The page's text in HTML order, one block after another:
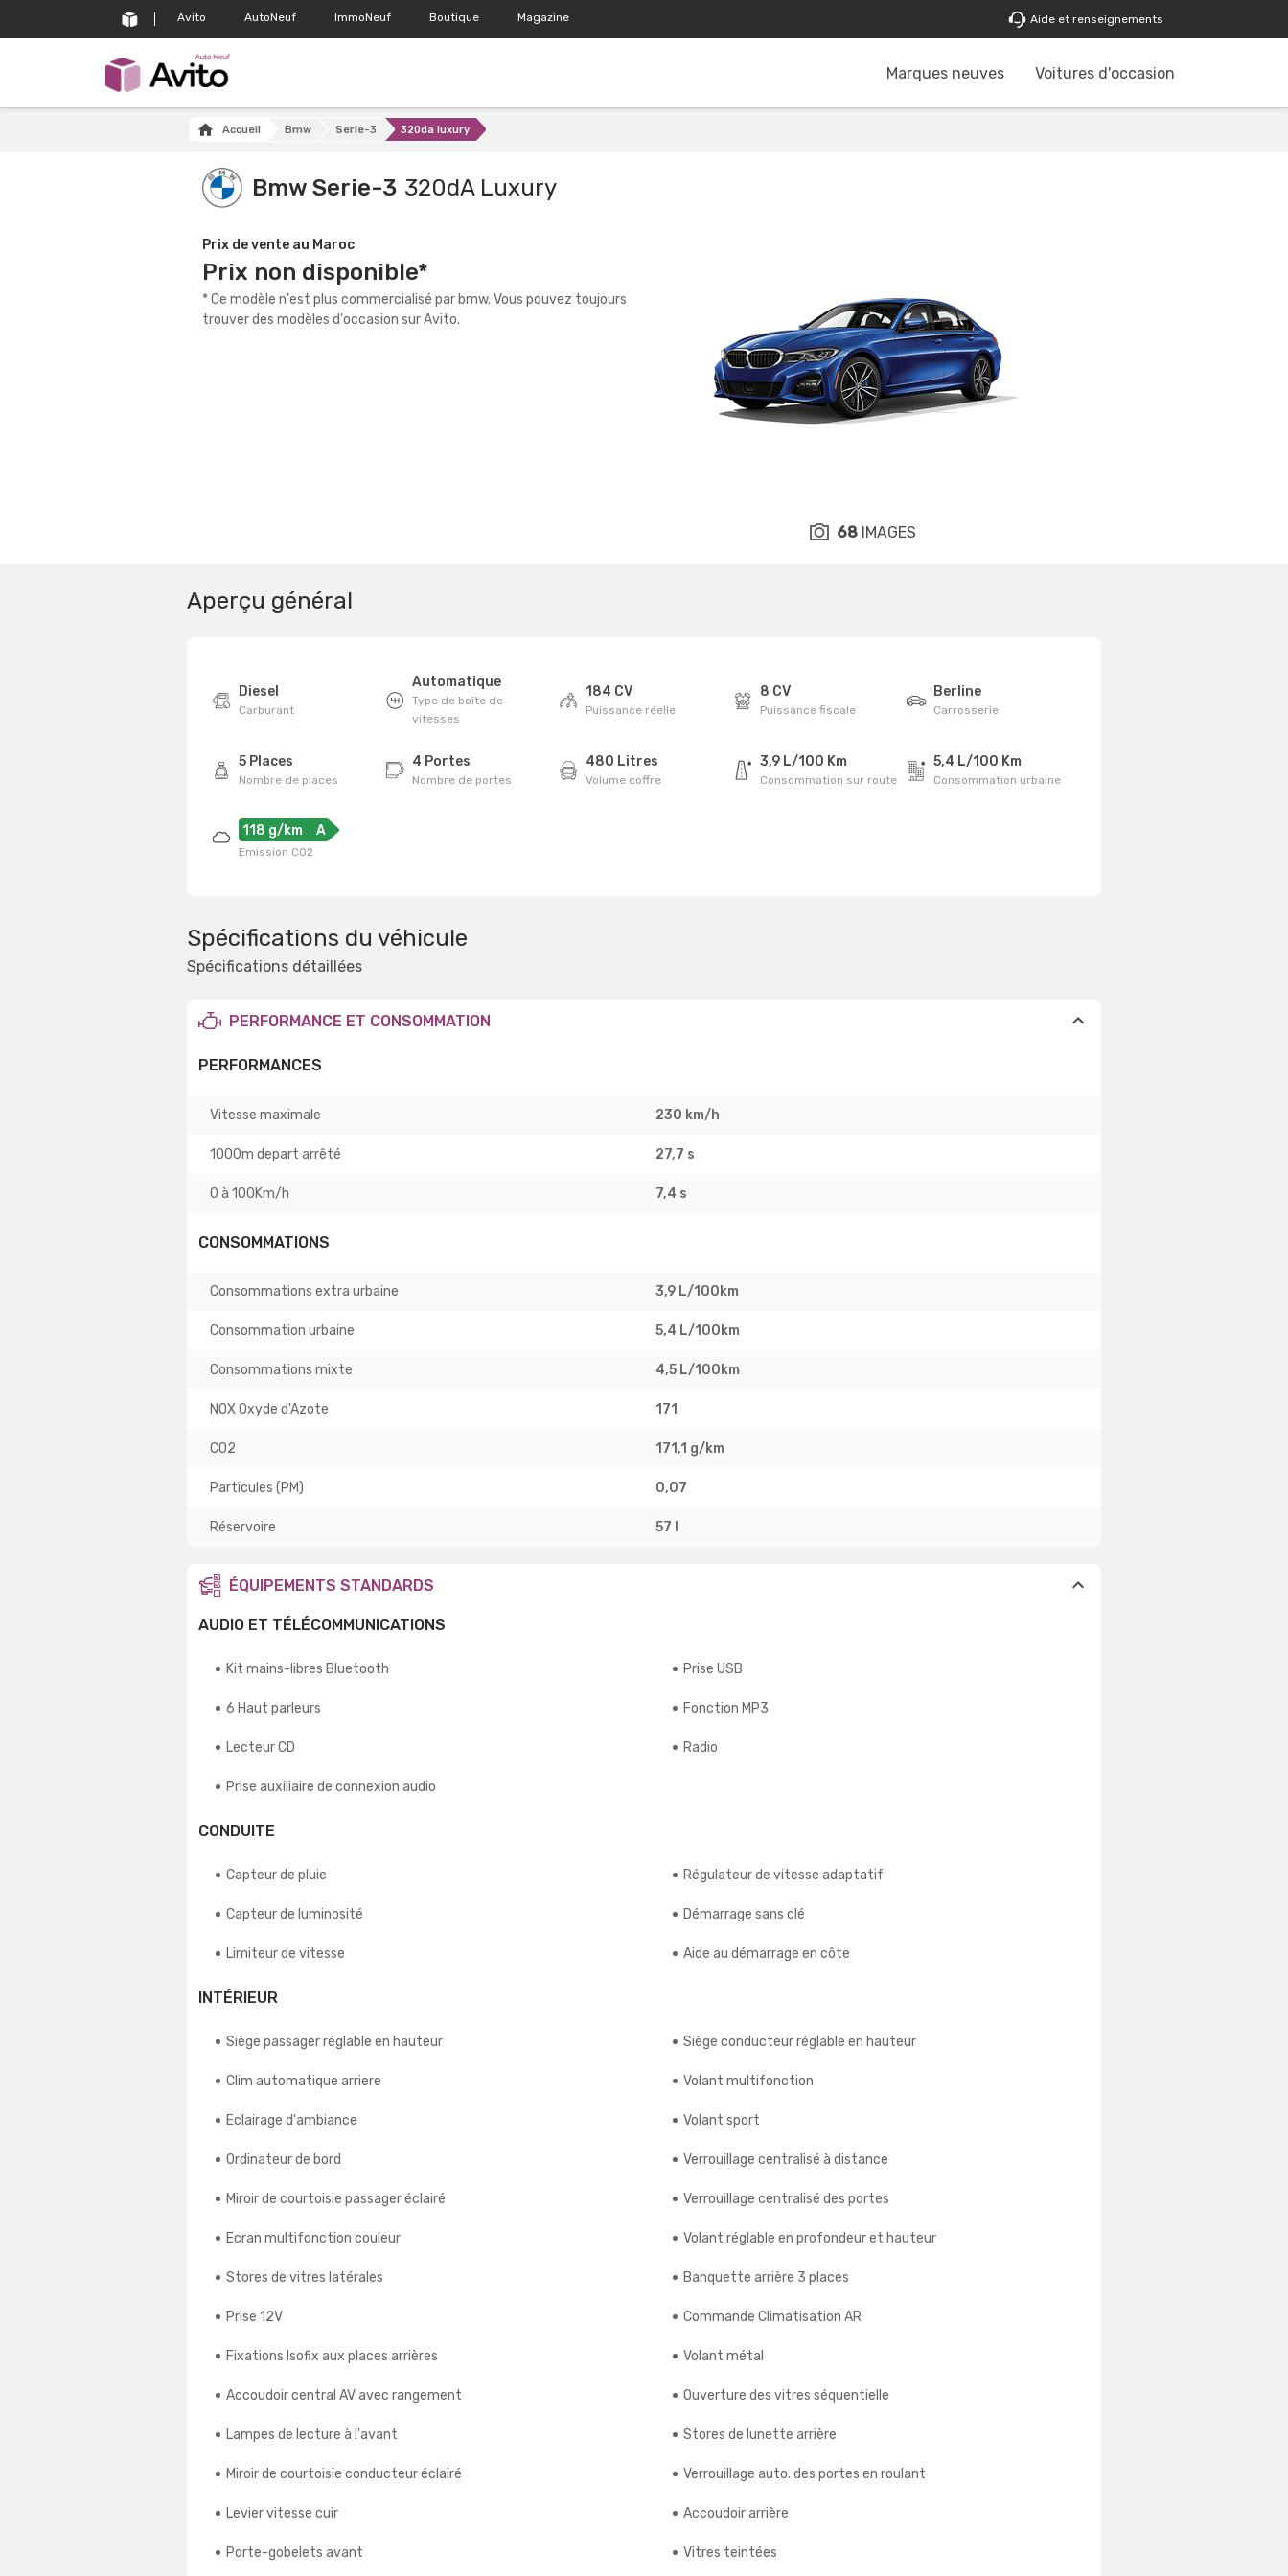
Avito AutoNeuf ImmoNeuf Boutique Magazine Aide et renseignements
Marques neuves Voitures d'occasion
Accueil Bmw Serie-3 320da luxury
Bmw Serie-3 320dA Luxury
Prix de vente au Maroc
Prix non disponible*
* Ce modèle n'est plus commercialisé par bmw. Vous pouvez toujours
trouver des modèles d'occasion sur Avito.
68 IMAGES
Aperçu général
Diesel
Carburant
Automatique
Type de boîte de
vitesses
184 CV
Puissance réelle
8 CV
Puissance fiscale
Berline
Carrosserie
5 Places
Nombre de places
4 Portes
Nombre de portes
480 Litres
Volume coffre
3,9 L/100 Km
Consommation sur route
5,4 L/100 Km
Consommation urbaine
118 g/km A
Emission CO2
Spécifications du véhicule
Spécifications détaillées
PERFORMANCE ET CONSOMMATION
PERFORMANCES
Vitesse maximale 230 km/h
1000m depart arrêté 27,7 s
0 à 100Km/h 7,4 s
CONSOMMATIONS
Consommations extra urbaine 3,9 L/100km
Consommation urbaine 5,4 L/100km
Consommations mixte 4,5 L/100km
NOX Oxyde d'Azote 171
CO2 171,1 g/km
Particules (PM) 0,07
Réservoire 57 l
ÉQUIPEMENTS STANDARDS
AUDIO ET TÉLÉCOMMUNICATIONS
Kit mains-libres Bluetooth Prise USB
6 Haut parleurs Fonction MP3
Lecteur CD Radio
Prise auxiliaire de connexion audio
CONDUITE
Capteur de pluie Régulateur de vitesse adaptatif
Capteur de luminosité Démarrage sans clé
Limiteur de vitesse Aide au démarrage en côte
INTÉRIEUR
Siège passager réglable en hauteur Siège conducteur réglable en hauteur
Clim automatique arriere Volant multifonction
Eclairage d'ambiance Volant sport
Ordinateur de bord Verrouillage centralisé à distance
Miroir de courtoisie passager éclairé Verrouillage centralisé des portes
Ecran multifonction couleur Volant réglable en profondeur et hauteur
Stores de vitres latérales Banquette arrière 3 places
Prise 12V Commande Climatisation AR
Fixations Isofix aux places arrières Volant métal
Accoudoir central AV avec rangement Ouverture des vitres séquentielle
Lampes de lecture à l'avant Stores de lunette arrière
Miroir de courtoisie conducteur éclairé Verrouillage auto. des portes en roulant
Levier vitesse cuir Accoudoir arrière
Porte-gobelets avant Vitres teintées